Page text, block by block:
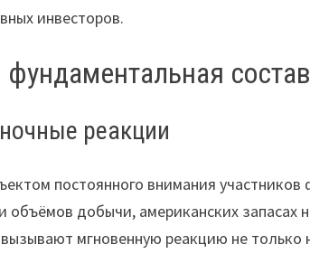
инвесторов.
фундаментальная
реакции
постоянного внимания
добычи, американских запасах
мгновенную реакцию не только